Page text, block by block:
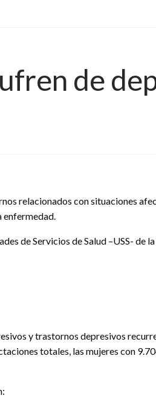
de
relacionados con situaciones
enfermedad.
de Servicios de Salud –USS- de
y trastornos depresivos
totales, las mujeres con